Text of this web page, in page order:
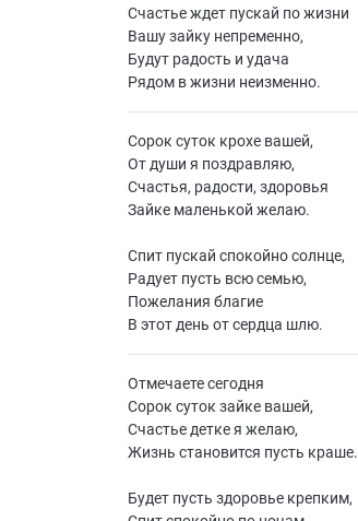
Счастье ждет пускай по жизни
Вашу зайку непременно,
Будут радость и удача
Рядом в жизни неизменно.
Сорок суток крохе вашей,
От души я поздравляю,
Счастья, радости, здоровья
Зайке маленькой желаю.
Спит пускай спокойно солнце,
Радует пусть всю семью,
Пожелания благие
В этот день от сердца шлю.
Отмечаете сегодня
Сорок суток зайке вашей,
Счастье детке я желаю,
Жизнь становится пусть краше.
Будет пусть здоровье крепким,